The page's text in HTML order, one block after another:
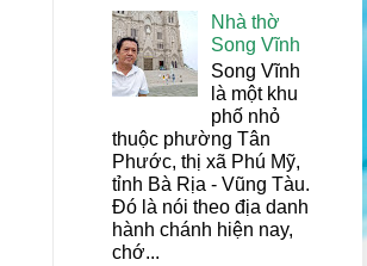
Nhà thờ
Song Vĩnh
Song Vĩnh
là một khu
phố nhỏ
thuộc phường Tân
Phước, thị xã Phú Mỹ,
tỉnh Bà Rịa - Vũng Tàu.
Đó là nói theo địa danh
hành chánh hiện nay,
chớ...